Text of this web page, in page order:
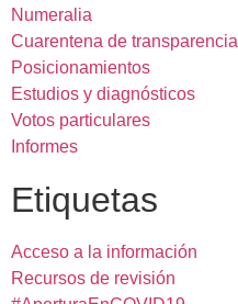
Numeralia
Cuarentena de transparencia
Posicionamientos
Estudios y diagnósticos
Votos particulares
Informes
Etiquetas
Acceso a la información
Recursos de revisión